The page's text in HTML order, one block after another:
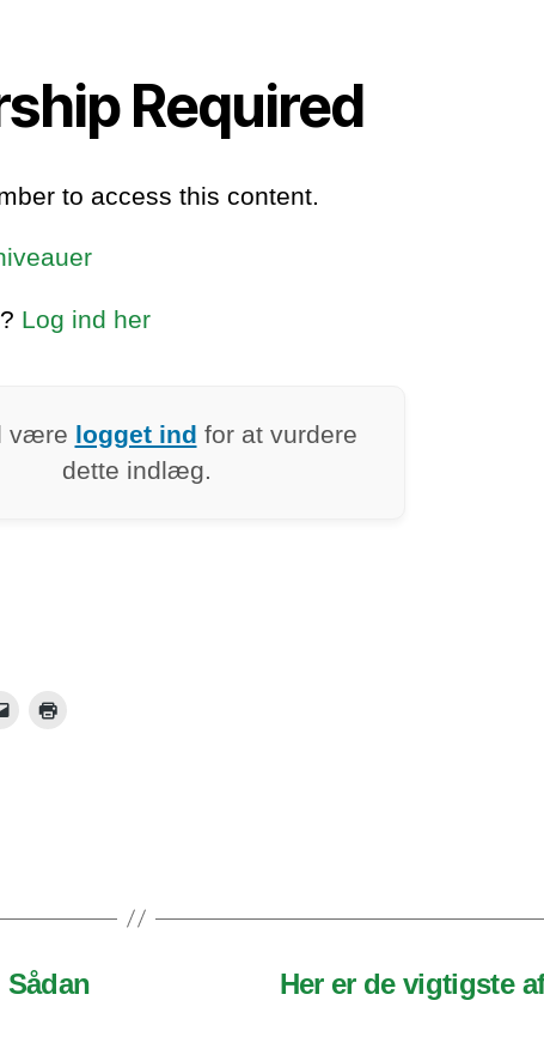
Required
to access this content.
Log ind her
være logget ind for at vurdere
dette indlæg.
Her er de vigtigste